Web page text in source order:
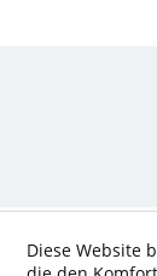
Diese Website